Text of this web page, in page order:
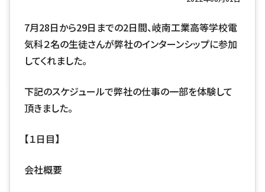
7月28日から29日までの2日間、岐南工業高等学校電
気科２名の生徒さんが弊社のインターンシップに参加
してくれました。
下記のスケジュールで弊社の仕事の一部を体験して
頂きました。
【１日目】
会社概要